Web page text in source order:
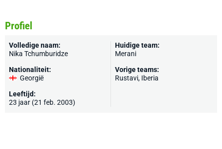
Profiel
Volledige naam:
Nika Tchumburidze
Nationaliteit:
Georgië
Leeftijd:
23 jaar (21 feb. 2003)
Huidige team:
Merani
Vorige teams:
Rustavi, Iberia